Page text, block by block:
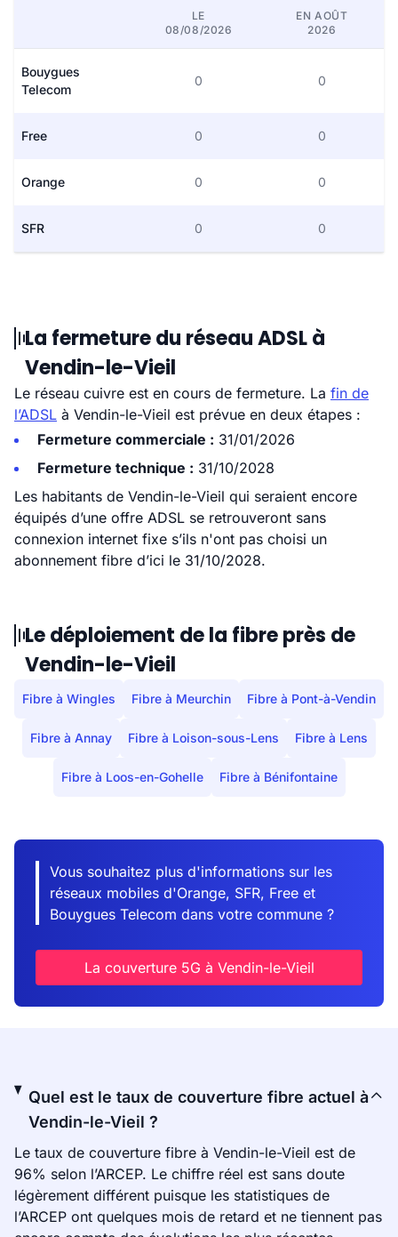
LE
08/08/2026
EN AOÛT
2026
Bouygues
Telecom
0 0
Free 0 0
Orange 0 0
SFR 0 0
La fermeture du réseau ADSL à
Vendin-le-Vieil
Le réseau cuivre est en cours de fermeture. La fin de
l’ADSL à Vendin-le-Vieil est prévue en deux étapes :
Fermeture commerciale : 31/01/2026
Fermeture technique : 31/10/2028
Les habitants de Vendin-le-Vieil qui seraient encore
équipés d’une offre ADSL se retrouveront sans
connexion internet fixe s’ils n'ont pas choisi un
abonnement fibre d’ici le 31/10/2028.
Le déploiement de la fibre près de
Vendin-le-Vieil
Fibre à Wingles Fibre à Meurchin Fibre à Pont-à-Vendin
Fibre à Annay Fibre à Loison-sous-Lens Fibre à Lens
Fibre à Loos-en-Gohelle Fibre à Bénifontaine
Vous souhaitez plus d'informations sur les
réseaux mobiles d'Orange, SFR, Free et
Bouygues Telecom dans votre commune ?
La couverture 5G à Vendin-le-Vieil
Quel est le taux de couverture fibre actuel à
Vendin-le-Vieil ?
Le taux de couverture fibre à Vendin-le-Vieil est de
96% selon l’ARCEP. Le chiffre réel est sans doute
légèrement différent puisque les statistiques de
l’ARCEP ont quelques mois de retard et ne tiennent pas